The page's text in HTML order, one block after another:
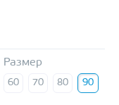
Размер
60 70 80 90